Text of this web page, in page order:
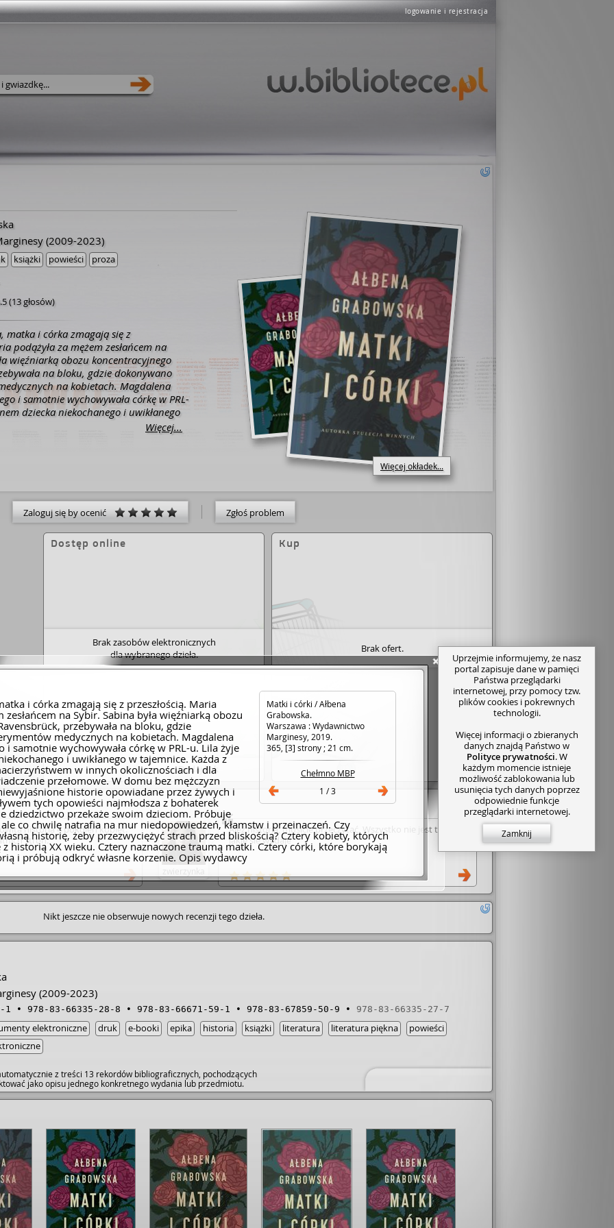
logowanie i rejestracja
Więcej okładek...
(2009-2023)
książki powieści
proza
(13 głosów)
matka i córka zmagają się z
podążyła za mężem zesłańcem na
więźniarką obozu koncentracyjnego
na bloku, gdzie dokonywano
na kobietach. Magdalena
i samotnie wychowywała córkę w PRL-
dziecka niekochanego i uwikłanego
z nich mierzy się z macierzyństwem w
i dla każdej jest to doświadczenie
się, jakie dziedzictwo przekaże
Próbuje poznać przeszłość, ale co chwilę
kłamstw i przeinaczeń.
własną historię, żeby przezwyciężyć
Cztery kobiety, których losy
Więcej...
Zaloguj się by ocenić Zgłoś problem
Dostęp online
Brak zasobów elektronicznych
dla wybranego dzieła.
Dodaj link
Kup
Brak ofert.
historia 4 pokoleń kobiet.
stron.
zwierzynka
Ależ historia, musicie przeczytać. Wszystko nie jest takie,
jakie się wydaje
Nikt jeszcze nie obserwuje nowych recenzji tego dzieła.
(2009-2023)
1 978-83-66335-28-8 978-83-66671-59-1 978-83-67859-50-9 978-83-66335-27-7
elektroniczne druk e-booki epika historia książki literatura literatura piękna
powieści
z treści 13 rekordów bibliograficznych, pochodzących
jako opisu jednego konkretnego wydania lub przedmiotu.
Matki i córki / Ałbena
Grabowska.
Warszawa : Wydawnictwo
Marginesy, 2019.
365, [3] strony ; 21 cm.
Chełmno MBP
1 / 3
i córka zmagają się z przeszłością. Maria
zesłańcem na Sybir. Sabina była więźniarką obozu
przebywała na bloku, gdzie
medycznych na kobietach. Magdalena
i samotnie wychowywała córkę w PRL-u. Lila żyje
i uwikłanego w tajemnice. Każda z
w innych okolicznościach i dla
przełomowe. W domu bez mężczyzn
historie opowiadane przez żywych i
tych opowieści najmłodsza z bohaterek
dziedzictwo przekaże swoim dzieciom. Próbuje
ale co chwilę natrafia na mur niedopowiedzeń, kłamstw i przeinaczeń. Czy
historię, żeby przezwyciężyć strach przed bliskością? Cztery kobiety, których
historią XX wieku. Cztery naznaczone traumą matki. Cztery córki, które borykają
i próbują odkryć własne korzenie. Opis wydawcy
Uprzejmie informujemy, że nasz
portal zapisuje dane w pamięci
Państwa przeglądarki
internetowej, przy pomocy tzw.
plików cookies i pokrewnych
technologii.
Więcej informacji o zbieranych
danych znajdą Państwo w
Polityce prywatności. W
każdym momencie istnieje
możliwość zablokowania lub
usunięcia tych danych poprzez
odpowiednie funkcje
przeglądarki internetowej.
Zamknij